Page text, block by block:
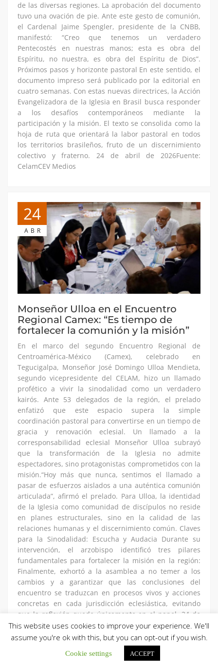
de las diversas regiones. La aprobación del documento
tuvo una ovación de pie. Ante este gesto de comunión,
el Cardenal Jaime Spengler, presidente de la CNBB,
manifestó: “Creo que tenemos un verdadero
Pentecostés en nuestras manos; esta es obra del
Espíritu, no nuestra, es obra del Espíritu de Dios”.
Próximos pasos y horizonte pastoral En este sentido, el
documento impreso será publicado por la editorial en
cuatro semanas. Con estas nuevas directrices, la Acción
Evangelizadora de la Iglesia en Brasil busca responder
a los desafíos contemporáneos mediante la
participación y la misión. El texto se consolida como la
hoja de ruta que orientará la labor pastoral en todos
los territorios brasileños, fruto de un discernimiento
colectivo y fraterno. 24 de abril de 2026Fuente:
CelamCEV Medios
24
ABR
Monseñor Ulloa en el Encuentro
Regional Camex: “Es tiempo de
fortalecer la comunión y la misión”
En el marco del segundo Encuentro Regional de
Centroamérica-México (Camex), celebrado en
Tegucigalpa, Monseñor José Domingo Ulloa Mendieta,
segundo vicepresidente del CELAM, hizo un llamado
profético a vivir la sinodalidad como un verdadero
kairós. Ante 53 delegados de la región, el prelado
enfatizó que este espacio supera la simple
coordinación pastoral para convertirse en un tiempo de
gracia y renovación eclesial. Un llamado a la
corresponsabilidad eclesial Monseñor Ulloa subrayó
que la transformación de la Iglesia no admite
espectadores, sino protagonistas comprometidos con la
misión.“Hoy más que nunca, sentimos el llamado a
pasar de esfuerzos aislados a una auténtica comunión
articulada”, afirmó el prelado. Para Ulloa, la identidad
de la Iglesia como comunidad de discípulos no reside
en planes estructurales, sino en la calidad de las
relaciones humanas y el discernimiento común. Claves
para la Sinodalidad: Escucha y Audacia Durante su
intervención, el arzobispo identificó tres pilares
fundamentales para fortalecer la misión en la región:
Finalmente, exhortó a la asamblea a no temer a los
cambios y a garantizar que las conclusiones del
encuentro se traduzcan en procesos vivos y acciones
concretas en cada jurisdicción eclesiástica, evitando
que la reflexión quede únicamente en el papel. 24 de
abril de 2026Fuente: CelamCEV Medios
This website uses cookies to improve your experience. We'll
assume you're ok with this, but you can opt-out if you wish.
Cookie settings ACCEPT